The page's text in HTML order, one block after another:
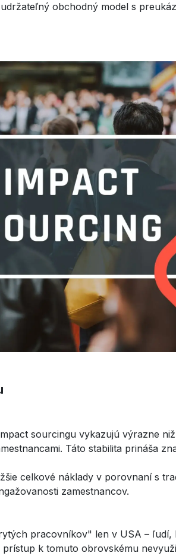
obchodný model s
sourcingu vykazujú výrazne
Táto stabilita prináša
celkové náklady v porovnaní s
zamestnancov.
pracovníkov" len v USA –
k tomuto obrovskému